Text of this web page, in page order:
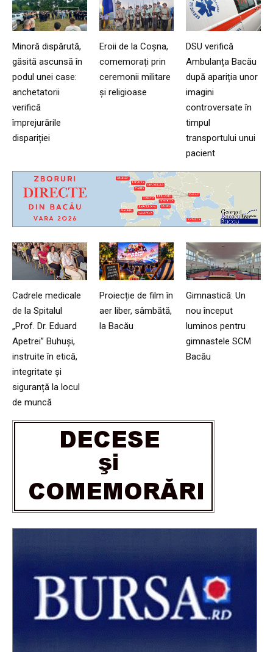
Minoră dispărută,
găsită ascunsă în
podul unei case:
anchetatorii
verifică
împrejurările
dispariției
Eroii de la Coșna,
comemorați prin
ceremonii militare
și religioase
DSU verifică
Ambulanța Bacău
după apariția unor
imagini
controversate în
timpul
transportului unui
pacient
Cadrele medicale
de la Spitalul
„Prof. Dr. Eduard
Apetrei” Buhuși,
instruite în etică,
integritate și
siguranță la locul
de muncă
Proiecție de film în
aer liber, sâmbătă,
la Bacău
Gimnastică: Un
nou început
luminos pentru
gimnastele SCM
Bacău